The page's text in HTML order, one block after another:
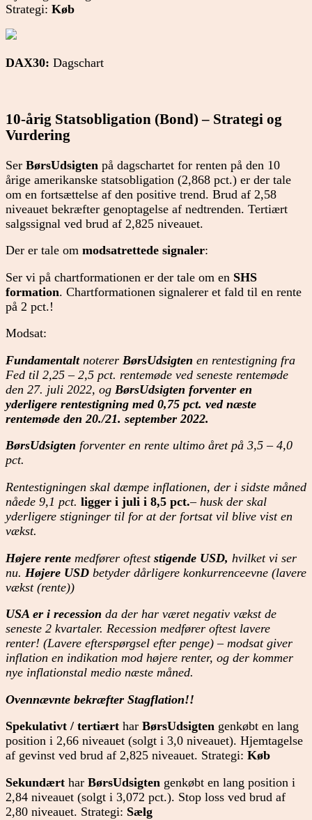
Strategi: Køb
DAX30: Dagschart
10-årig Statsobligation (Bond) – Strategi og
Vurdering
Ser BørsUdsigten på dagschartet for renten på den 10
årige amerikanske statsobligation (2,868 pct.) er der tale
om en fortsættelse af den positive trend. Brud af 2,58
niveauet bekræfter genoptagelse af nedtrenden. Tertiært
salgssignal ved brud af 2,825 niveauet.
Der er tale om modsatrettede signaler:
Ser vi på chartformationen er der tale om en SHS
formation. Chartformationen signalerer et fald til en rente
på 2 pct.!
Modsat:
Fundamentaltnoterer BørsUdsigten en rentestigning fra
Fed til 2,25 – 2,5 pct. rentemøde ved seneste rentemøde
den 27. juli 2022, og BørsUdsigten forventer en
yderligere rentestigning med 0,75 pct. ved næste
rentemøde den 20./21. september 2022.
BørsUdsigten forventer en rente ultimo året på 3,5 – 4,0
pct.
Rentestigningen skal dæmpe inflationen, der i sidste måned
nåede 9,1 pct. ligger i juli i 8,5 pct.– husk der skal
yderligere stigninger til for at der fortsat vil blive vist en
vækst.
Højere rente medfører oftest stigende USD, hvilket vi ser
nu. Højere USD betyder dårligere konkurrenceevne (lavere
vækst (rente))
USA er i recession da der har været negativ vækst de
seneste 2 kvartaler. Recession medfører oftest lavere
renter! (Lavere efterspørgsel efter penge) – modsat giver
inflation en indikation mod højere renter, og der kommer
nye inflationstal medio næste måned.
Ovennævnte bekræfter Stagflation!!
Spekulativt / tertiært har BørsUdsigten genkøbt en lang
position i 2,66 niveauet (solgt i 3,0 niveauet). Hjemtagelse
af gevinst ved brud af 2,825 niveauet. Strategi: Køb
Sekundært har BørsUdsigten genkøbt en lang position i
2,84 niveauet (solgt i 3,072 pct.). Stop loss ved brud af
2,80 niveauet. Strategi: Sælg